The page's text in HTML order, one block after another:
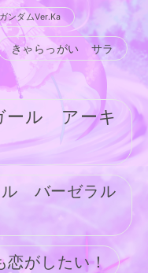
ンダムVer.Ka
きゃらっがい サラ
ール アーキ
ル バーゼラル
恋がしたい！